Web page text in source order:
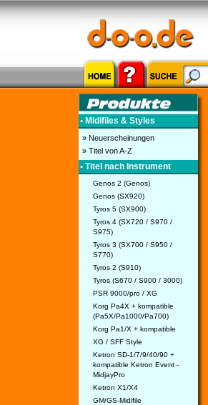
• Midifiles & Styles
» Neuerscheinungen
» Titel von A-Z
• Titel nach Instrument
Genos 2 (Genos)
Genos (SX920)
Tyros 5 (SX900)
Tyros 4 (SX720 / S970 /
S975)
Tyros 3 (SX700 / S950 /
S770)
Tyros 2 (S910)
Tyros (S670 / S900 / 3000)
PSR 9000/pro / XG
Korg Pa4X + kompatible
(Pa5X/Pa1000/Pa700)
Korg Pa1/X + kompatible
XG / SFF Style
Ketron SD-1/7/9/40/90 +
kompatible Ketron Event -
MidjayPro
Ketron X1/X4
GM/GS-Midifile